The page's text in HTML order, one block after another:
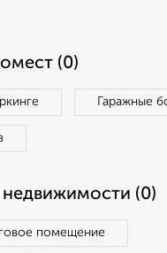
(0)
Гаражные
(0)
помещение